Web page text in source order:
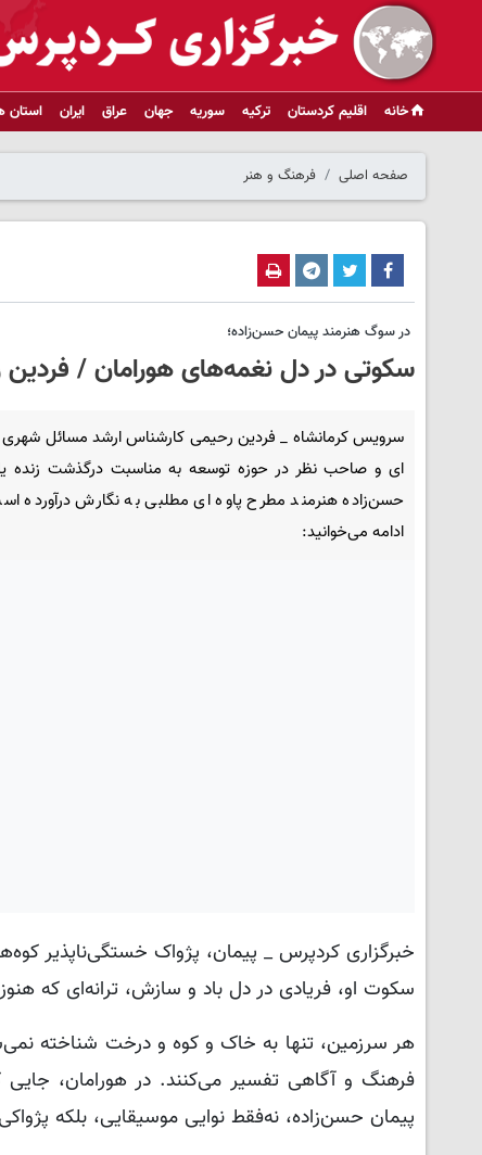
خانه اقلیم کردستان ترکیه سوریه جهان عراق ایران استان
صفحه اصلی فرهنگ و هنر
در سوگ هنرمند پیمان حسن‌زاده؛
سکوتی در دل نغمه‌های هورامان /
سرویس کرمانشاه _ فردین رحیمی کارشناس ارشد مسائل
ای و صاحب نظر در حوزه توسعه به مناسبت درگذشت زنده
حسن‌زاده هنرمند مطرح پاوه ای مطلبی به نگارش درآورده
ادامه می‌خوانید:
خبرگزاری کردپرس _ پیمان، پژواک خستگی‌ناپذیر
سکوت او، فریادی در دل باد و سازش، ترانه‌ای که
هر سرزمین، تنها به خاک و کوه و درخت شناخته
فرهنگ و آگاهی تفسیر می‌کنند. در هورامان، جایی
پیمان حسن‌زاده، نه‌فقط نوایی موسیقایی، بلکه